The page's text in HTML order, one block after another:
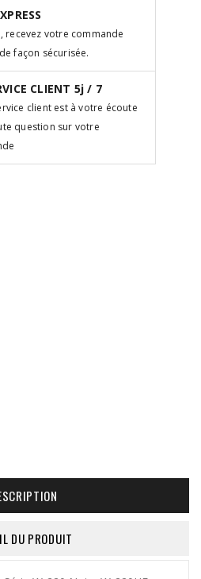
recevez votre commande
façon sécurisée.
CLIENT 5j / 7
client est à votre écoute
question sur votre
DU PRODUIT